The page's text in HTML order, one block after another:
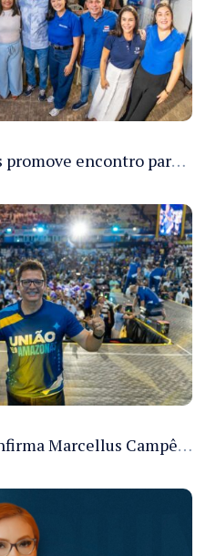
Instituto Eula Artiagas promove encontro para discutir melhorias para o bairro Petrópolis
União Progressista confirma Marcellus Campêlo como candidato a deputado estadual